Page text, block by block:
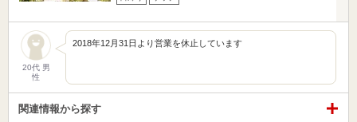
20代 男
性
2018年12月31日より営業を休止しています
関連情報から探す